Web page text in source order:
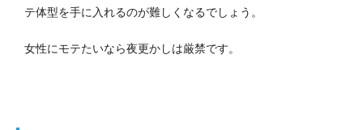
テ体型を手に入れるのが難しくなるでしょう。
女性にモテたいなら夜更かしは厳禁です。